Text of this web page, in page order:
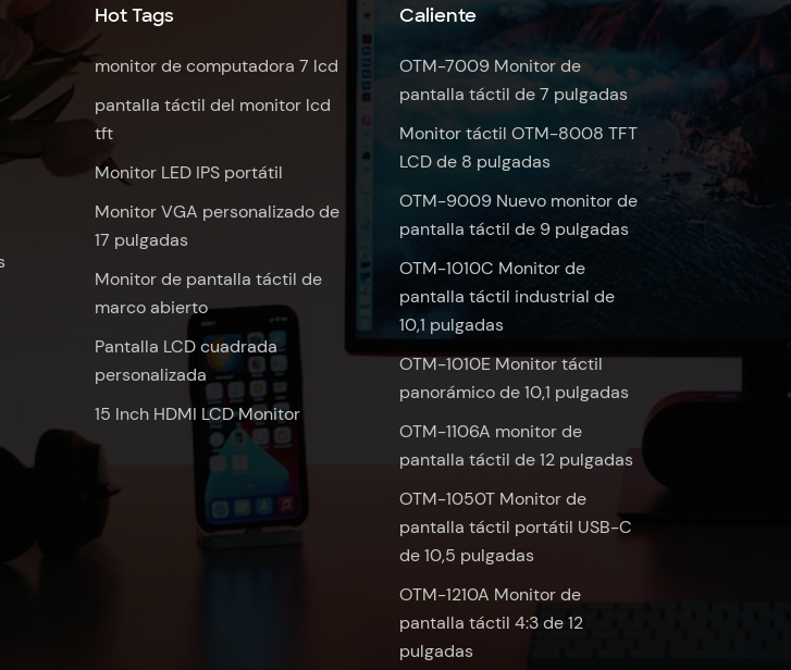
Hot Tags
monitor de computadora 7 lcd
pantalla táctil del monitor lcd
tft
Monitor LED IPS portátil
Monitor VGA personalizado de
17 pulgadas
Monitor de pantalla táctil de
marco abierto
Pantalla LCD cuadrada
personalizada
15 Inch HDMI LCD Monitor
Caliente
OTM-7009 Monitor de
pantalla táctil de 7 pulgadas
Monitor táctil OTM-8008 TFT
LCD de 8 pulgadas
OTM-9009 Nuevo monitor de
pantalla táctil de 9 pulgadas
OTM-1010C Monitor de
pantalla táctil industrial de
10,1 pulgadas
OTM-1010E Monitor táctil
panorámico de 10,1 pulgadas
OTM-1106A monitor de
pantalla táctil de 12 pulgadas
OTM-1050T Monitor de
pantalla táctil portátil USB-C
de 10,5 pulgadas
OTM-1210A Monitor de
pantalla táctil 4:3 de 12
pulgadas